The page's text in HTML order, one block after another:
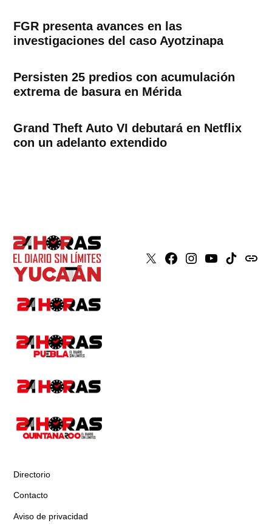
FGR presenta avances en las
investigaciones del caso Ayotzinapa
Persisten 25 predios con acumulación
extrema de basura en Mérida
Grand Theft Auto VI debutará en Netflix
con un adelanto extendido
X Faceboook
Instagram
YoutubeTiktokissuu
Directorio
Contacto
Aviso de privacidad